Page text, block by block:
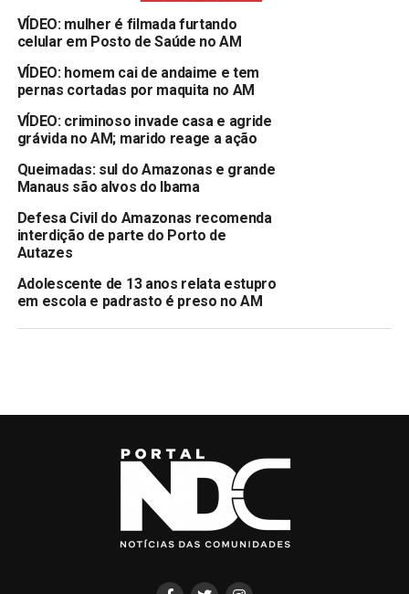
VÍDEO: mulher é filmada furtando
celular em Posto de Saúde no AM
VÍDEO: homem cai de andaime e tem
pernas cortadas por maquita no AM
VÍDEO: criminoso invade casa e agride
grávida no AM; marido reage a ação
Queimadas: sul do Amazonas e grande
Manaus são alvos do Ibama
Defesa Civil do Amazonas recomenda
interdição de parte do Porto de
Autazes
Adolescente de 13 anos relata estupro
em escola e padrasto é preso no AM